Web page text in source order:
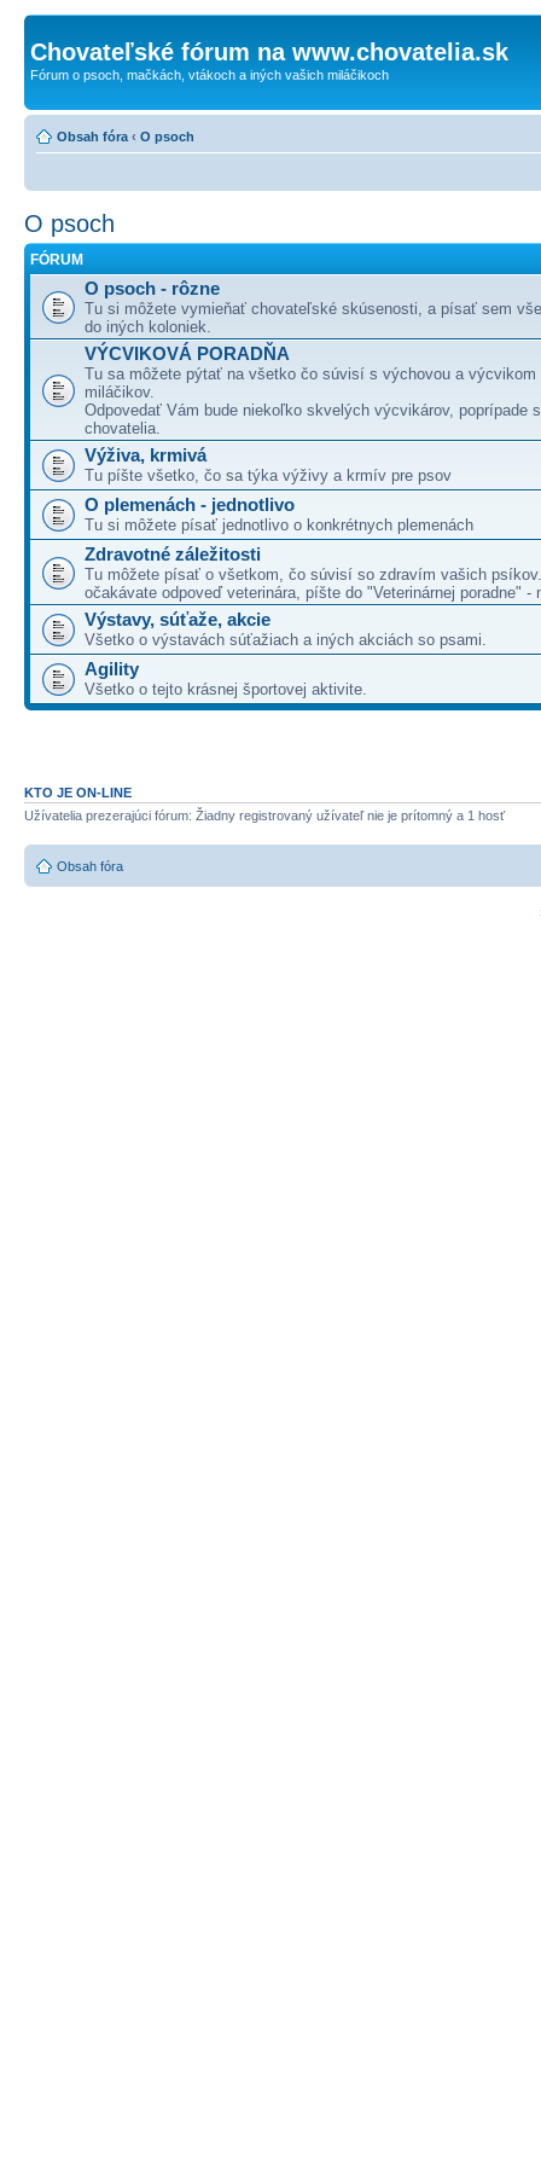
Chovateľské fórum na www.chovatelia.sk
Fórum o psoch, mačkách, vtákoch a iných vašich miláčikoch
Obsah fóra ‹ O psoch
O psoch
FÓRUM
O psoch - rôzne
Tu si môžete vymieňať chovateľské skúsenosti, a písať sem
do iných koloniek.
VÝCVIKOVÁ PORADŇA
Tu sa môžete pýtať na všetko čo súvisí s výchovou a výcvikom
miláčikov.
Odpovedať Vám bude niekoľko skvelých výcvikárov, poprípade
chovatelia.
Výživa, krmivá
Tu píšte všetko, čo sa týka výživy a krmív pre psov
O plemenách - jednotlivo
Tu si môžete písať jednotlivo o konkrétnych plemenách
Zdravotné záležitosti
Tu môžete písať o všetkom, čo súvisí so zdravím vašich
očakávate odpoveď veterinára, píšte do "Veterinárnej poradne" -
Výstavy, súťaže, akcie
Všetko o výstavách súťažiach a iných akciách so psami.
Agility
Všetko o tejto krásnej športovej aktivite.
KTO JE ON-LINE
Užívatelia prezerajúci fórum: Žiadny registrovaný užívateľ nie je prítomný a 1 hosť
Obsah fóra